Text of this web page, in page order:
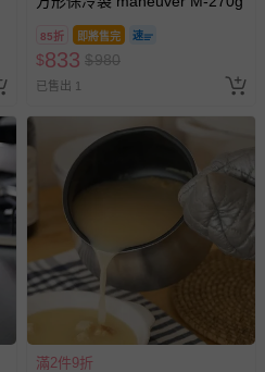
85折 即將售完
$833 $980
已售出 1
滿2件9折